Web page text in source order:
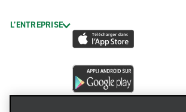
L’ENTREPRISE